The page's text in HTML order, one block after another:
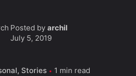
Posted byarchil
July 5, 2019
Stories 1 min read